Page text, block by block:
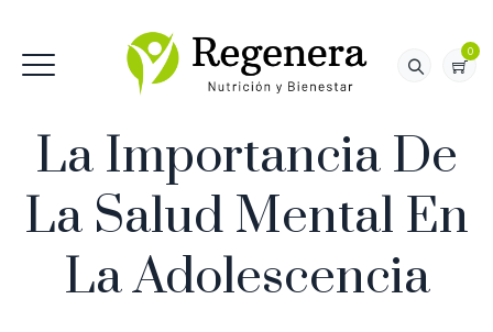
0
La Importancia De
La Salud Mental En
La Adolescencia